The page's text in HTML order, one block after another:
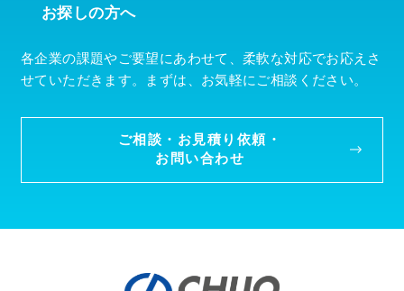
お探しの方へ
各企業の課題やご要望にあわせて、柔軟な対応でお応えさ
せていただきます。まずは、お気軽にご相談ください。
ご相談・お見積り依頼・
お問い合わせ